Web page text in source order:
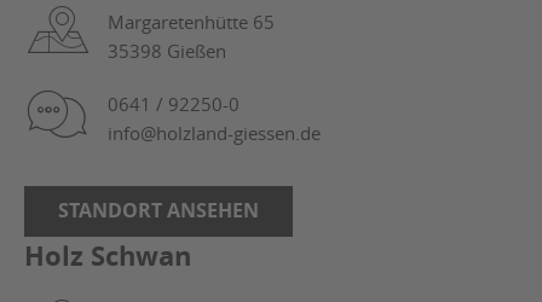
Margaretenhütte 65
35398 Gießen
0641 / 92250-0
info@holzland-giessen.de
STANDORT ANSEHEN
Holz Schwan